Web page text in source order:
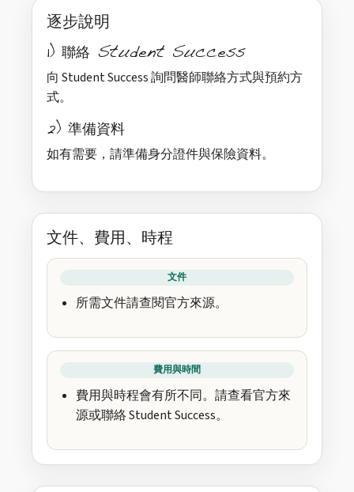
逐步說明
1) 聯絡 Student Success
向 Student Success 詢問醫師聯絡方式與預約方
式。
2) 準備資料
如有需要，請準備身分證件與保險資料。
文件、費用、時程
文件
所需文件請查閱官方來源。
費用與時間
費用與時程會有所不同。請查看官方來
源或聯絡 Student Success。